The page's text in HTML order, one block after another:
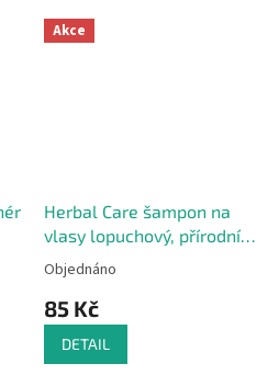
Akce
Herbal Care šampon na
vlasy lopuchový, přírodní,
330 ml
Objednáno
85 Kč
DETAIL